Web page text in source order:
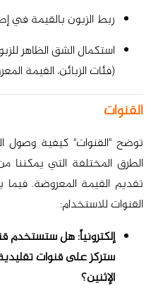
ربط الزبون بالقيمة في
استكمال الشق الظاهر
(فئات الزبائن، القيمة
القنوات
توضح "القنوات" كيفية وصول
الطرق المختلفة التي يمكننا
تقديم القيمة المعروضة.
القنوات للاستخدام:
إلكترونياً: هل ستستخدم
ستركز على قنوات
الإثنين؟